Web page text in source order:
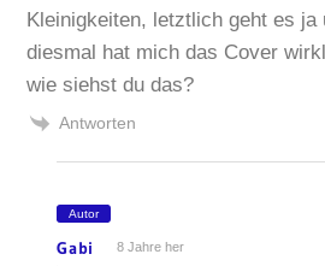
Kleinigkeiten, letztlich geht es ja
diesmal hat mich das Cover
wie siehst du das?
Antworten
Autor
Gabi 8 Jahre her